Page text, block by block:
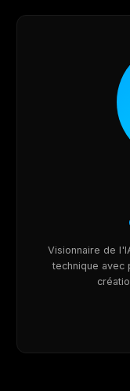
Visionnaire de
technique avec